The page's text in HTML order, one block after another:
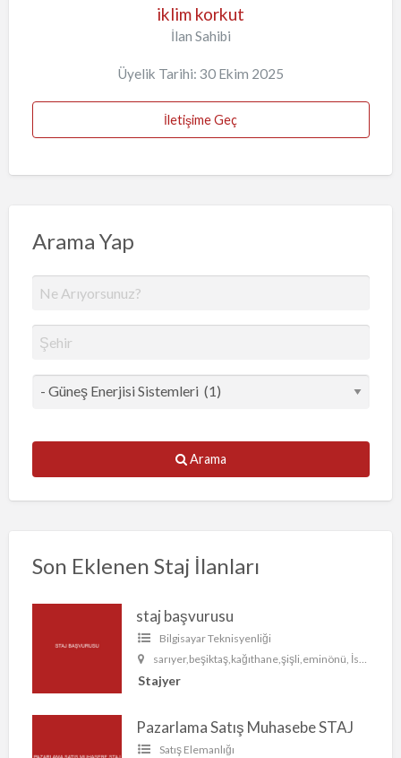
iklim korkut
İlan Sahibi
Üyelik Tarihi: 30 Ekim 2025
İletişime Geç
Arama Yap
Arama
Son Eklenen Staj İlanları
staj başvurusu
Bilgisayar Teknisyenliği
sarıyer,beşiktaş,kağıthane,şişli,eminönü, İstanbul, Türkiye
Stajyer
Pazarlama Satış Muhasebe STAJ
Satış Elemanlığı